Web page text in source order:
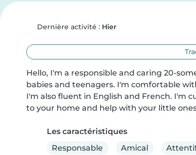
Dernière activité : Hier
Hello, I'm a responsible and caring 20-
babies and teenagers. I'm comfortable
I'm also fluent in English and French. I'm
to your home and help with your little
Les caractéristiques
Responsable
Amical